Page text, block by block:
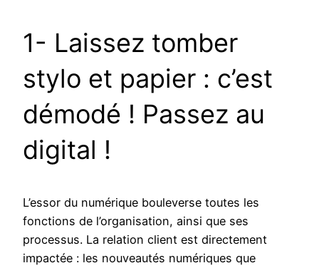
1- Laissez tomber
stylo et papier : c’est
démodé ! Passez au
digital !
L’essor du numérique bouleverse toutes les
fonctions de l’organisation, ainsi que ses
processus. La relation client est directement
impactée : les nouveautés numériques que